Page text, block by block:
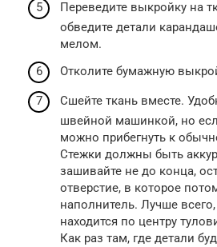
Переведите выкройку на
обведите детали
мелом.
Отколите бумажную
Сшейте ткань вместе.
швейной машинкой, но
можно прибегнуть к
Стежки должны быть
зашивайте не до конца,
отверстие, в которое
наполнитель. Лучше
находится по центру
Как раз там, где детали